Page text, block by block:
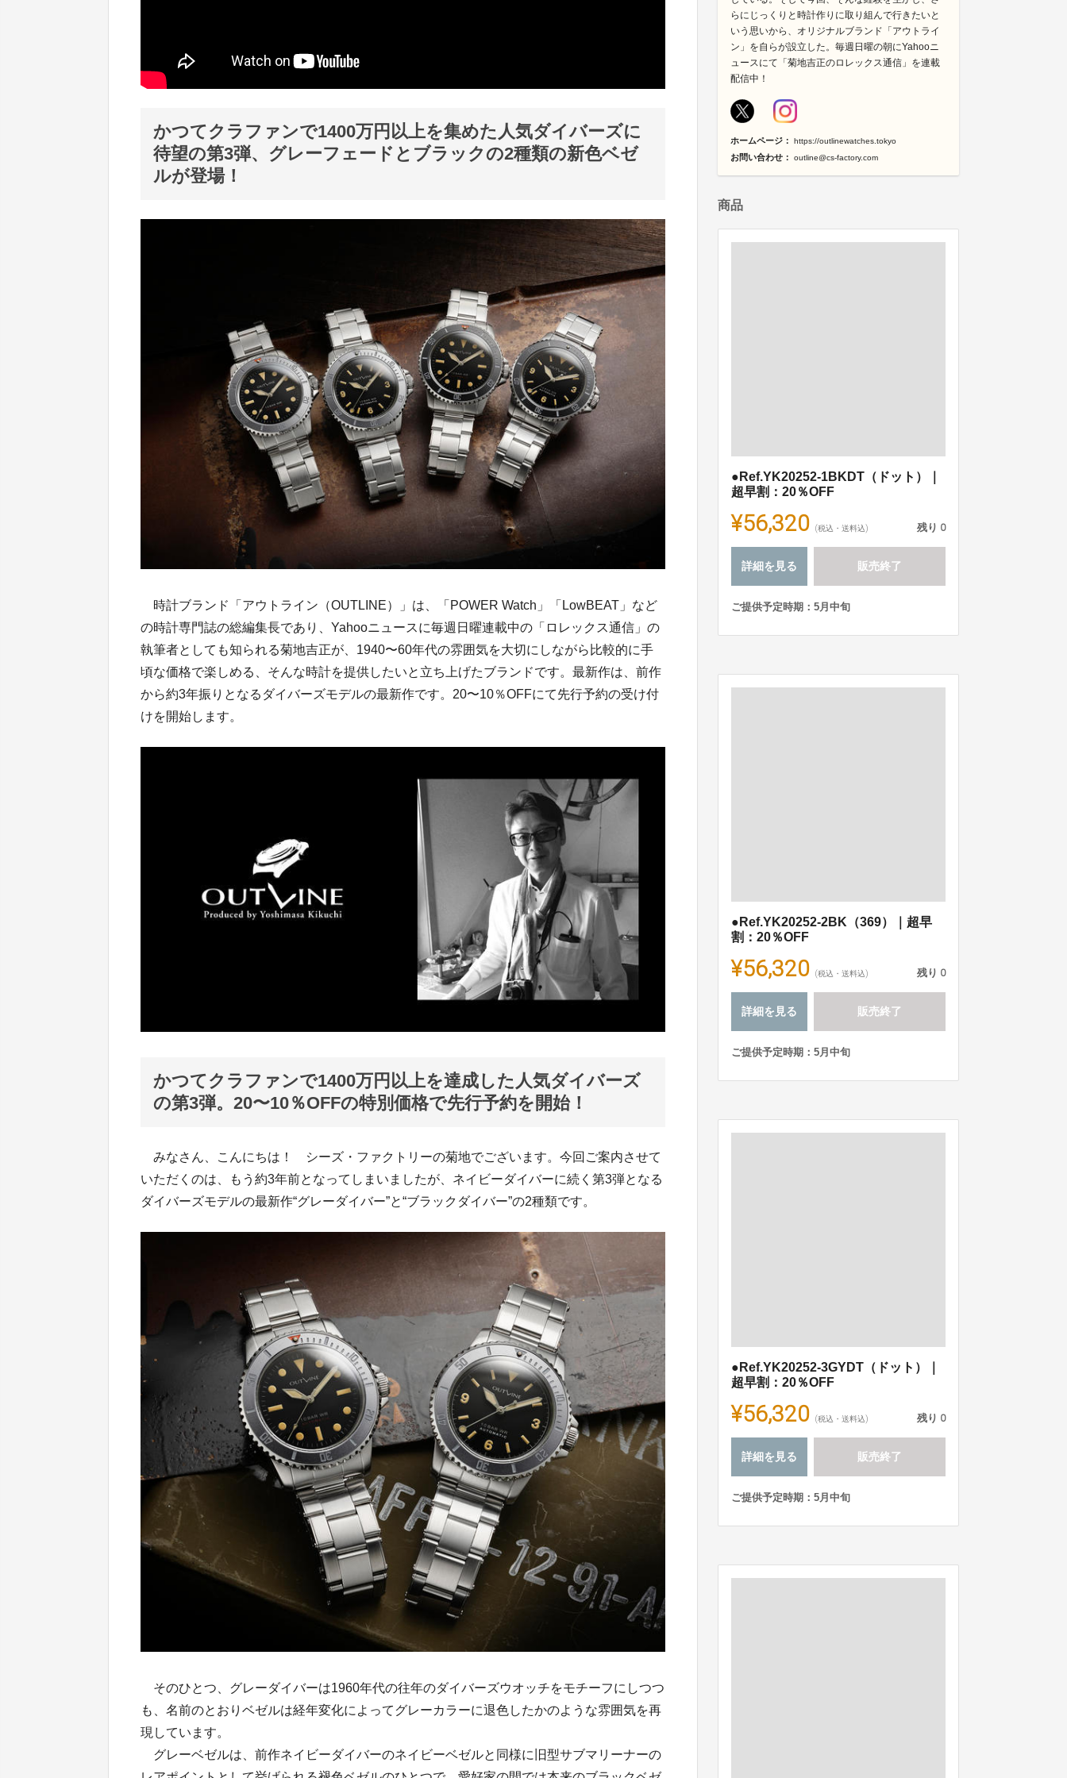
かつてクラファンで1400万円以上を集めた人気ダイバーズに
待望の第3弾、グレーフェードとブラックの2種類の新色ベゼ
ルが登場！
時計ブランド「アウトライン（OUTLINE）」は、「POWER Watch」「LowBEAT」など
の時計専門誌の総編集長であり、Yahooニュースに毎週日曜連載中の「ロレックス通信」の
執筆者としても知られる菊地吉正が、1940〜60年代の雰囲気を大切にしながら比較的に手
頃な価格で楽しめる、そんな時計を提供したいと立ち上げたブランドです。最新作は、前作
から約3年振りとなるダイバーズモデルの最新作です。20〜10％OFFにて先行予約の受け付
けを開始します。
かつてクラファンで1400万円以上を達成した人気ダイバーズ
の第3弾。20〜10％OFFの特別価格で先行予約を開始！
みなさん、こんにちは！ シーズ・ファクトリーの菊地でございます。今回ご案内させて
いただくのは、もう約3年前となってしまいましたが、ネイビーダイバーに続く第3弾となる
ダイバーズモデルの最新作“グレーダイバー”と“ブラックダイバー”の2種類です。
そのひとつ、グレーダイバーは1960年代の往年のダイバーズウオッチをモチーフにしつつ
も、名前のとおりベゼルは経年変化によってグレーカラーに退色したかのような雰囲気を再
現しています。
グレーベゼルは、前作ネイビーダイバーのネイビーベゼルと同様に旧型サブマリーナーの
らにじっくりと時計作りに取り組んで行きたいと
いう思いから、オリジナルブランド「アウトライ
ン」を自らが設立した。毎週日曜の朝にYahooニ
ュースにて「菊地吉正のロレックス通信」を連載
配信中！
ホームページ： https://outlinewatches.tokyo
お問い合わせ： outline@cs-factory.com
商品
●Ref.YK20252-1BKDT（ドット）｜
超早割：20％OFF
¥56,320 (税込・送料込) 残り 0
詳細を見る 販売終了
ご提供予定時期：5月中旬
●Ref.YK20252-2BK（369）｜超早
割：20％OFF
¥56,320 (税込・送料込) 残り 0
詳細を見る 販売終了
ご提供予定時期：5月中旬
●Ref.YK20252-3GYDT（ドット）｜
超早割：20％OFF
¥56,320 (税込・送料込) 残り 0
詳細を見る 販売終了
ご提供予定時期：5月中旬